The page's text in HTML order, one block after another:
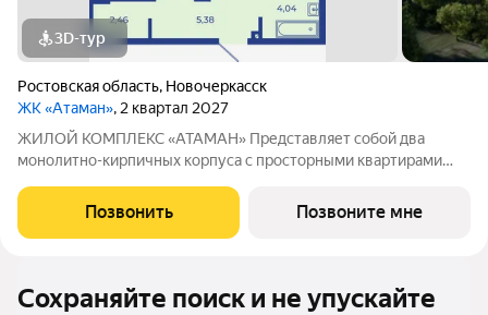
3D-тур
Ростовская область, Новочеркасск
ЖК «Атаман», 2 квартал 2027
ЖИЛОЙ КОМПЛЕКС «АТАМАН» Представляет собой два
монолитно-кирпичных корпуса с просторными квартирами
территории организовано озеленение, детские и спортивные
площадки с зонами для отдыха. Рядом
Позвонить Позвоните мне
Сохраняйте поиск и не упускайте